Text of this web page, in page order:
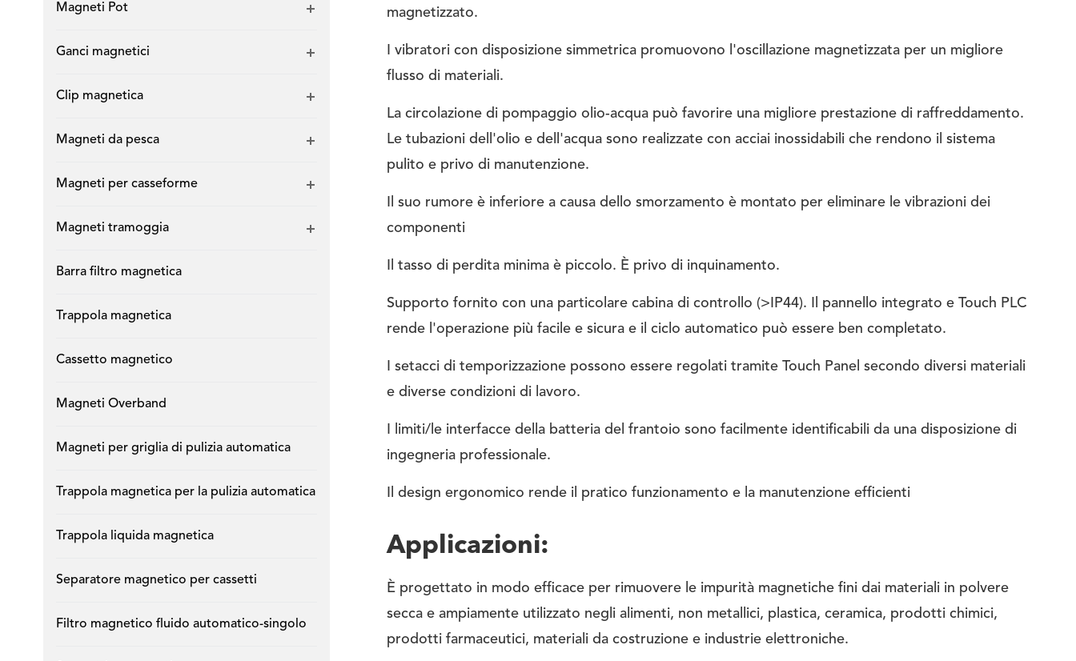
Magneti Pot
Ganci magnetici
Clip magnetica
Magneti da pesca
Magneti per casseforme
Magneti tramoggia
Barra filtro magnetica
Trappola magnetica
Cassetto magnetico
Magneti Overband
Magneti per griglia di pulizia automatica
Trappola magnetica per la pulizia automatica
Trappola liquida magnetica
Separatore magnetico per cassetti
Filtro magnetico fluido automatico-singolo
magnetizzato.
I vibratori con disposizione simmetrica promuovono l'oscillazione magnetizzata per un migliore
flusso di materiali.
La circolazione di pompaggio olio-acqua può favorire una migliore prestazione di raffreddamento.
Le tubazioni dell'olio e dell'acqua sono realizzate con acciai inossidabili che rendono il sistema
pulito e privo di manutenzione.
Il suo rumore è inferiore a causa dello smorzamento è montato per eliminare le vibrazioni dei
componenti
Il tasso di perdita minima è piccolo. È privo di inquinamento.
Supporto fornito con una particolare cabina di controllo (>IP44). Il pannello integrato e Touch PLC
rende l'operazione più facile e sicura e il ciclo automatico può essere ben completato.
I setacci di temporizzazione possono essere regolati tramite Touch Panel secondo diversi materiali
e diverse condizioni di lavoro.
I limiti/le interfacce della batteria del frantoio sono facilmente identificabili da una disposizione di
ingegneria professionale.
Il design ergonomico rende il pratico funzionamento e la manutenzione efficienti
Applicazioni:
È progettato in modo efficace per rimuovere le impurità magnetiche fini dai materiali in polvere
secca e ampiamente utilizzato negli alimenti, non metallici, plastica, ceramica, prodotti chimici,
prodotti farmaceutici, materiali da costruzione e industrie elettroniche.